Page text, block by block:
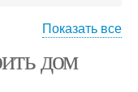
Дом из бруса
Показать все
дом